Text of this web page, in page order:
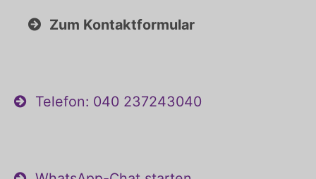
Zum Kontaktformular
Telefon: 040 237243040